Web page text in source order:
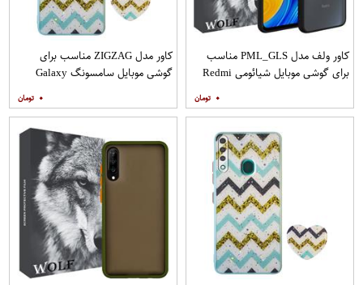
کاور ولف مدل PML_GLS مناسب
برای گوشی موبایل شیائومی Redmi
۰
کاور مدل ZIGZAG مناسب برای
گوشی موبایل سامسونگ Galaxy
۰